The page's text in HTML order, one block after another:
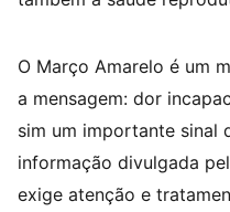
O Março Amarelo é um
a mensagem: dor
sim um importante sinal
informação divulgada
exige atenção e